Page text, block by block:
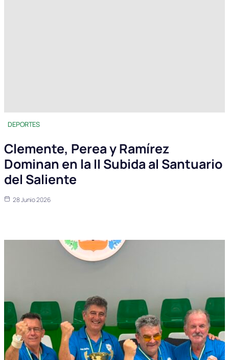
DEPORTES
Clemente, Perea y Ramírez
Dominan en la II Subida al Santuario
del Saliente
28 Junio 2026